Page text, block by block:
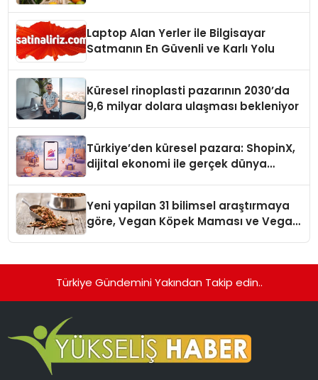
Laptop Alan Yerler ile Bilgisayar
Satmanın En Güvenli ve Karlı Yolu
Küresel rinoplasti pazarının 2030’da
9,6 milyar dolara ulaşması bekleniyor
Türkiye’den küresel pazara: ShopinX,
dijital ekonomi ile gerçek dünya
Yeni yapilan 31 bilimsel araştırmaya
göre, Vegan Köpek Maması ve Vegan
Türkiye Gündemini Yakından Takip edin..